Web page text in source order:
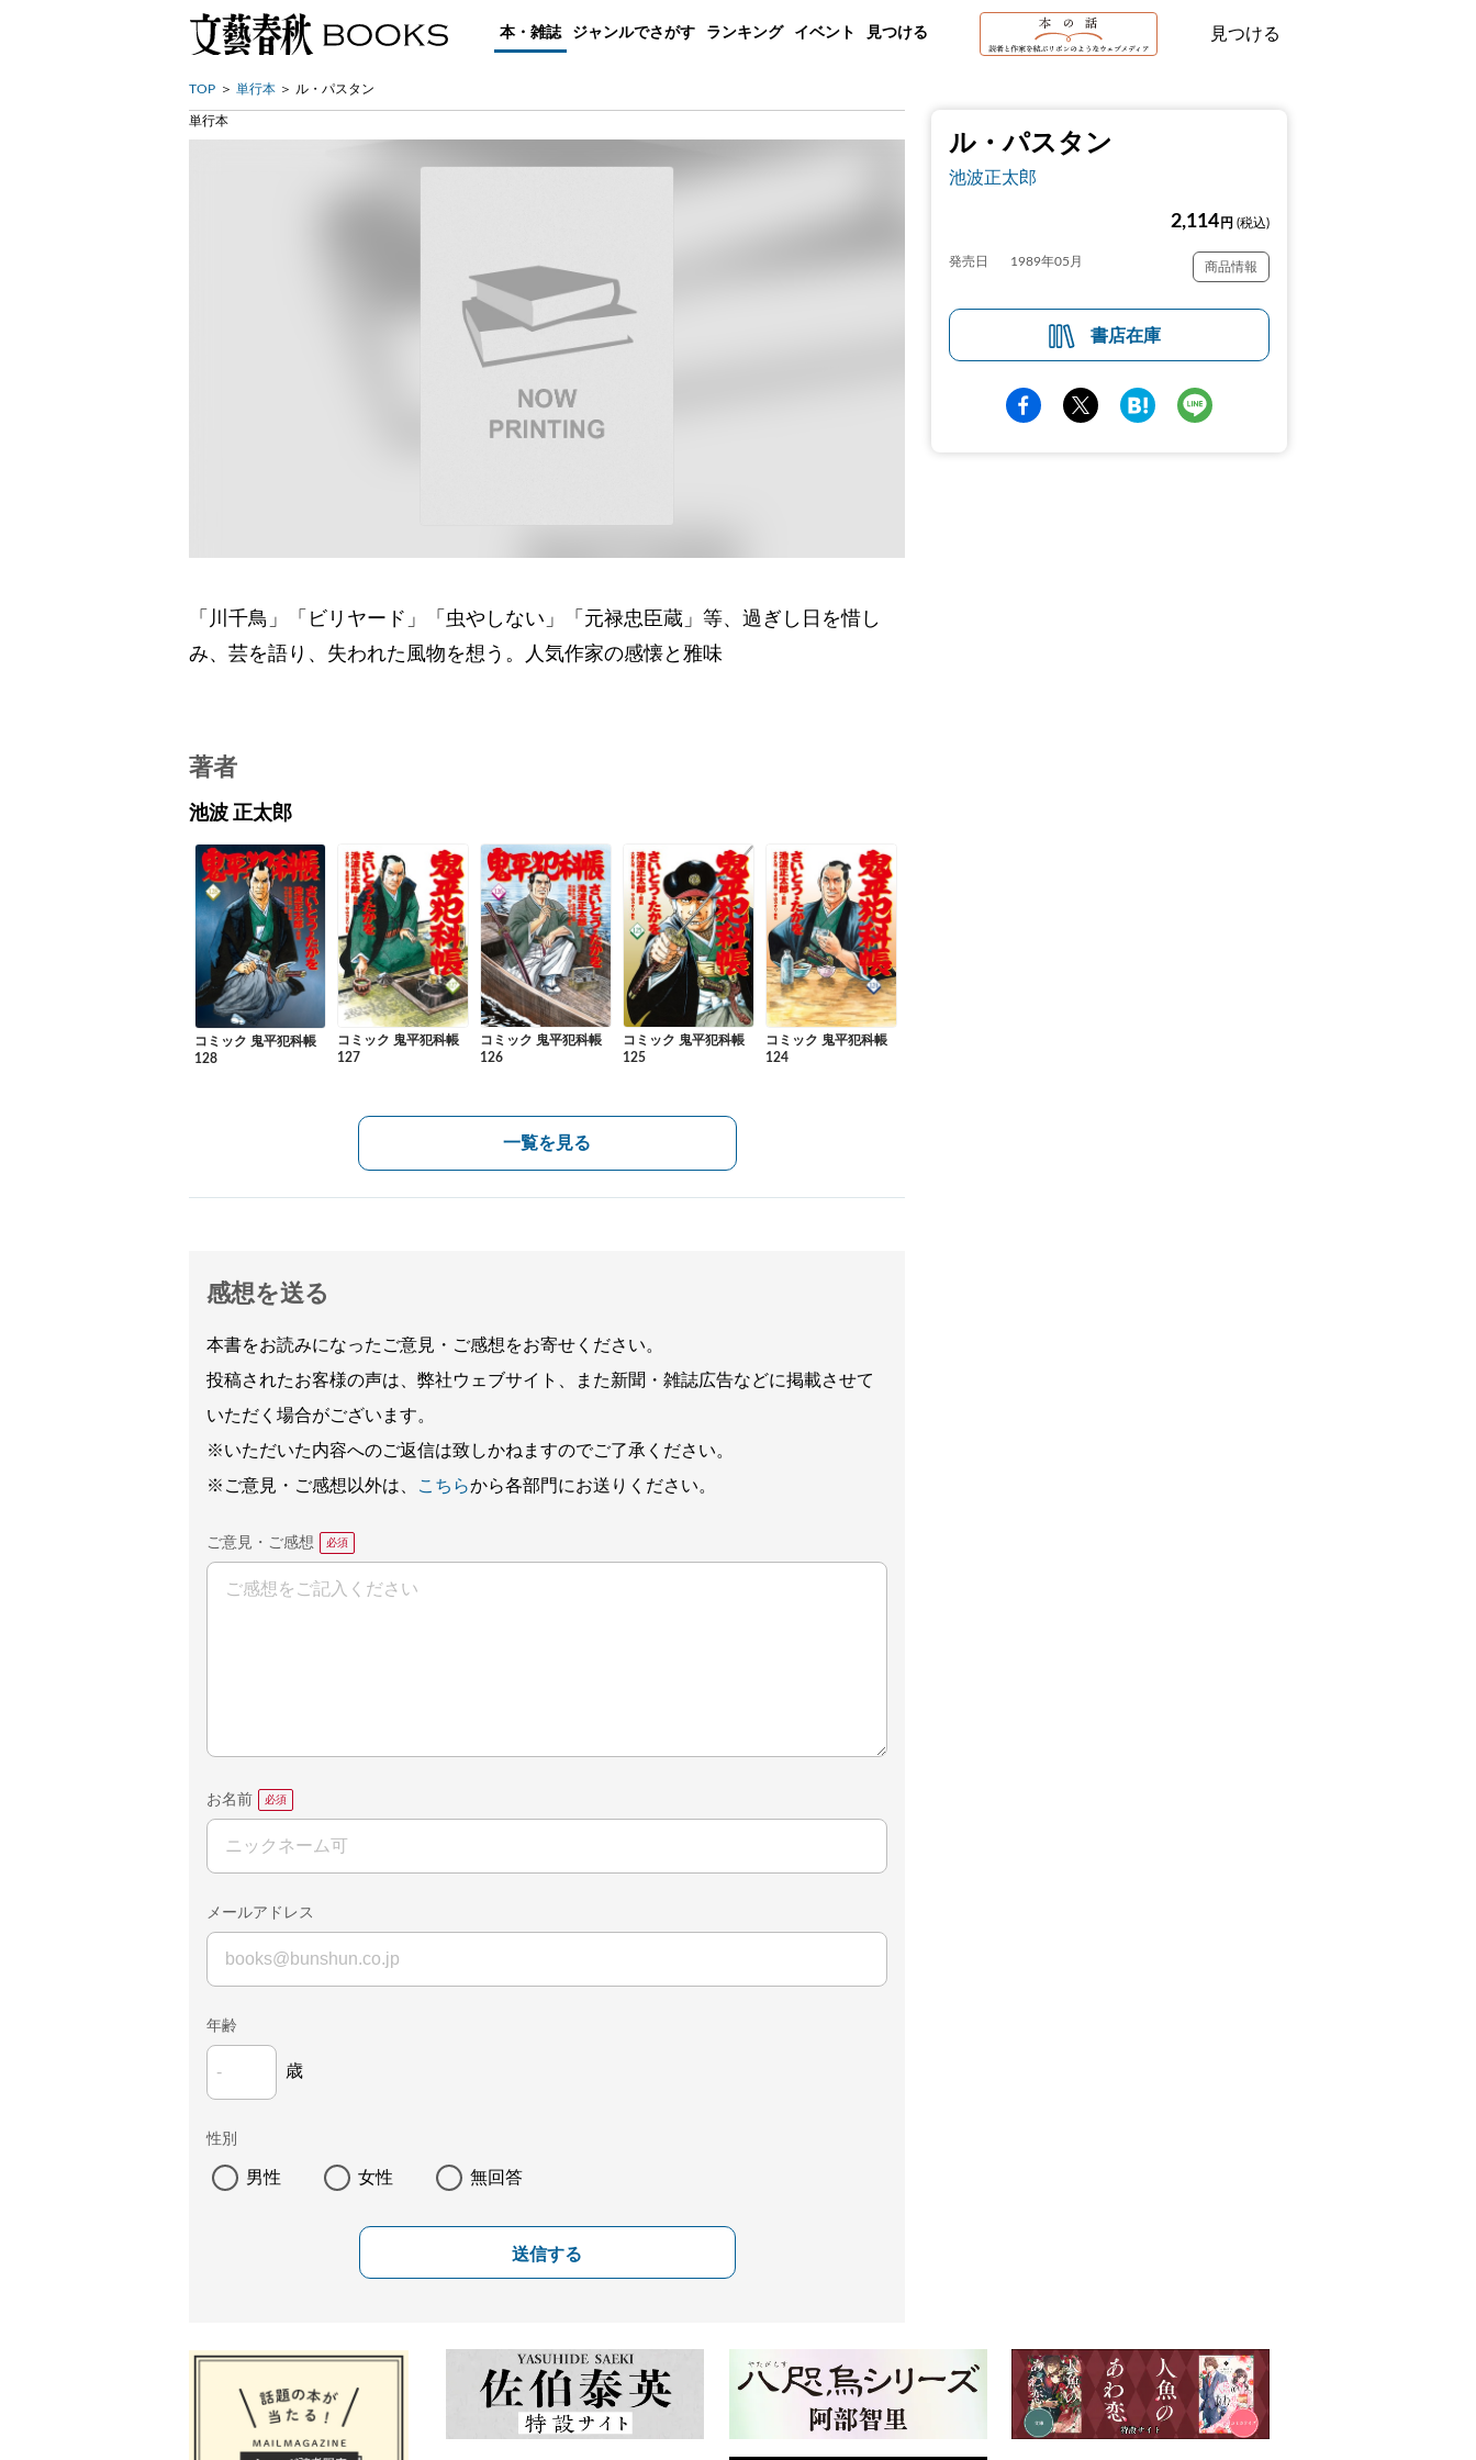
本・雑誌 ジャンルでさがす ランキング イベント 見つける 見つける
TOP 単行本 ル・パスタン
ル・パスタン
池波正太郎
2,114 円 (税込)
発売日 1989年05月 商品情報
書店在庫
単行本
「川千鳥」「ビリヤード」「虫やしない」「元禄忠臣蔵」等、過ぎし日を惜し
み、芸を語り、失われた風物を想う。人気作家の感懐と雅味
著者
池波 正太郎
コミック 鬼平犯科帳
128
コミック 鬼平犯科帳
127
コミック 鬼平犯科帳
126
コミック 鬼平犯科帳
125
コミック 鬼平犯科帳
124
一覧を見る
感想を送る
本書をお読みになったご意見・ご感想をお寄せください。
投稿されたお客様の声は、弊社ウェブサイト、また新聞・雑誌広告などに掲載させて
いただく場合がございます。
※いただいた内容へのご返信は致しかねますのでご了承ください。
※ご意見・ご感想以外は、
こちらから各部門にお送りください。
ご意見・ご感想
お名前
メールアドレス
年齢
歳
性別
男性 女性 無回答
送信する